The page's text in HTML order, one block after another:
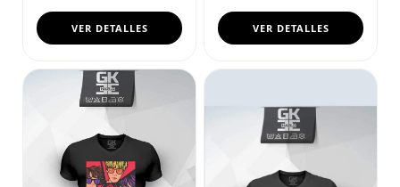
VER DETALLES VER DETALLES